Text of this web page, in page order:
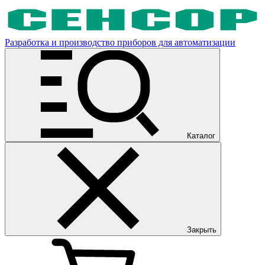
Разработка и производство приборов для автоматизации
Каталог
Закрыть